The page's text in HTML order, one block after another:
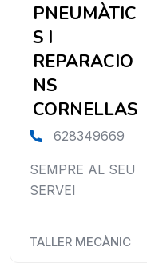
PNEUMÀTIC
S I
REPARACIO
NS
CORNELLAS
628349669
SEMPRE AL SEU
SERVEI
TALLER MECÀNIC